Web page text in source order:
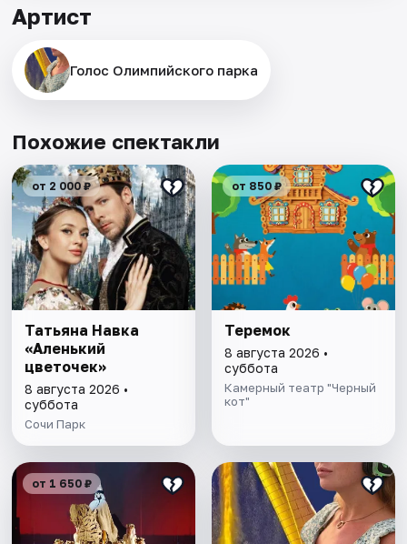
Артист
Голос Олимпийского парка
Похожие спектакли
от 2 000 ₽
Татьяна Навка
«Аленький
цветочек»
8 августа 2026 •
суббота
Сочи Парк
от 850 ₽
Теремок
8 августа 2026 •
суббота
Камерный театр "Черный
кот"
от 1 650 ₽